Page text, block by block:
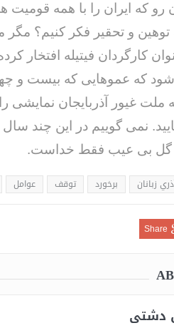
رو که ایران را با همه
و تحقیر فکر کنیم؟ مگر
کارگردان فیتیله افتخار
شود که عموهایی که بیست و
ملت غیور آذربایجان نمایشی
نمی گوییم در این چند سال
گل بی عیب فقط خداست.
زبانان برخورد توقف عوامل
Share
دشتی